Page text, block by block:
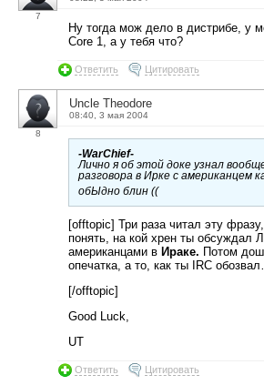
7
Ну тогда мож дело в дистрибе, у
Core 1, а у тебя что?
Ответить Цитировать
8
Uncle Theodore
08:40, 3 мая 2004
-WarChief-
Лично я об этой доке узнал
разговора в Ирке с американцем
обЫдно блин ((
[offtopic] Три раза читал эту
понять, на кой хрен ты обсуждал
американцами в Ираке. Потом
опечатка, а то, как ты IRC
[/offtopic]
Good Luck,
UT
Ответить Цитировать